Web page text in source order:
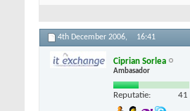
4th December 2006, 16:41
Ciprian Sorlea
Ambasador
Reputatie: 41